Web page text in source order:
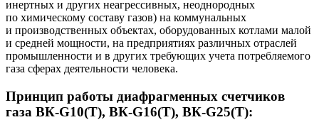
инертных и других неагрессивных, неоднородных
по химическому составу газов) на коммунальных
и производственных объектах, оборудованных котлами малой
и средней мощности, на предприятиях различных отраслей
промышленности и в других требующих учета потребляемого
газа сферах деятельности человека.
Принцип работы диафрагменных счетчиков
газа ВК-G10(T), ВК-G16(T), ВК-G25(T):